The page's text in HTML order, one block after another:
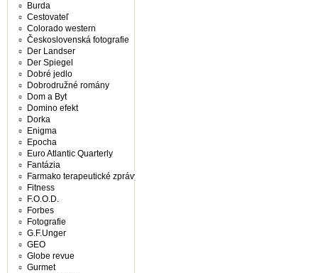
Burda
Cestovateľ
Colorado western
Československá fotografie
Der Landser
Der Spiegel
Dobré jedlo
Dobrodružné romány
Dom a Byt
Domino efekt
Dorka
Enigma
Epocha
Euro Atlantic Quarterly
Fantázia
Farmako terapeutické zprávy
Fitness
F.O.O.D.
Forbes
Fotografie
G.F.Unger
GEO
Globe revue
Gurmet